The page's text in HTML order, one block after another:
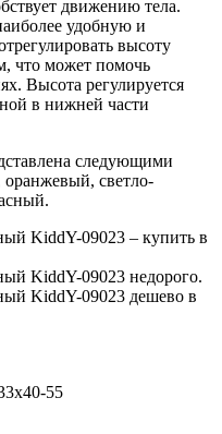
движению тела.
удобную и
высоту
что может помочь
Высота регулируется
в нижней части
следующими
светло-
KiddY-09023 – купить в
KiddY-09023 недорого.
KiddY-09023 дешево в
55